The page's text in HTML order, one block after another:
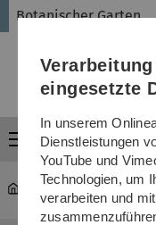
Botanischer Garten
Menü
...
eingesetzte
In unserem
Dienstleistungen
YouTube und
Technologien, um
verarbeiten und